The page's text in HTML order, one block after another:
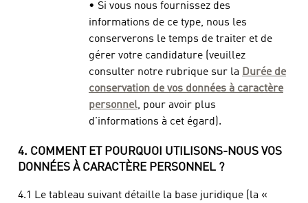
• Si vous nous fournissez des
informations de ce type, nous les
conserverons le temps de traiter et de
gérer votre candidature (veuillez
consulter notre rubrique sur la Durée de
conservation de vos données à caractère
personnel, pour avoir plus
d'informations à cet égard).
4. COMMENT ET POURQUOI UTILISONS-NOUS VOS
DONNÉES À CARACTÈRE PERSONNEL ?
4.1 Le tableau suivant détaille la base juridique (la «